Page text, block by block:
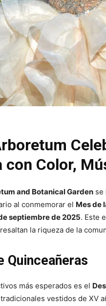
con Color,
and Botanical Garden se
al conmemorar el Mes de
septiembre de 2025. Este
la riqueza de la
Quinceañeras
más esperados es el
vestidos de XV